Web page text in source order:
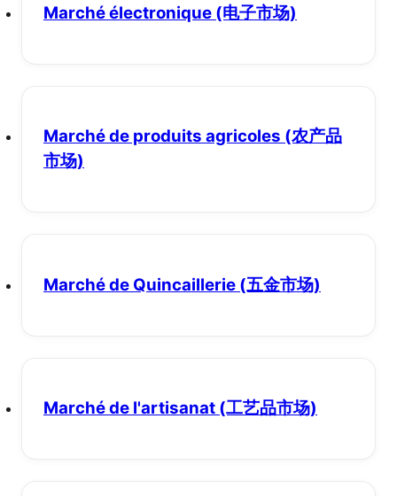
Marché électronique (电子市场)
Marché de produits agricoles (农产品
市场)
Marché de Quincaillerie (五金市场)
Marché de l'artisanat (工艺品市场)